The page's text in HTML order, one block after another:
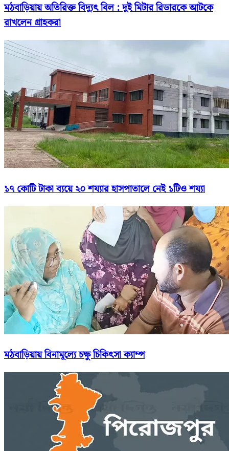
মঠবাড়িয়ায় অতিরিক্ত বিদ্যুৎ বিল : দুই মিটার রিডারকে আটকে
রাখলেন গ্রাহকরা
১৭ কোটি টাকা ব্যয়ে ২০ শয্যার হাসপাতালে নেই ১টিও শয্যা
মঠবাড়িয়ায় বিনামূল্যে চক্ষু চিকিৎসা ক্যাম্প